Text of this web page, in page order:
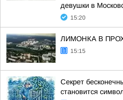
девушки в
15:20
ЛИМОНКА В
15:15
Секрет
становится